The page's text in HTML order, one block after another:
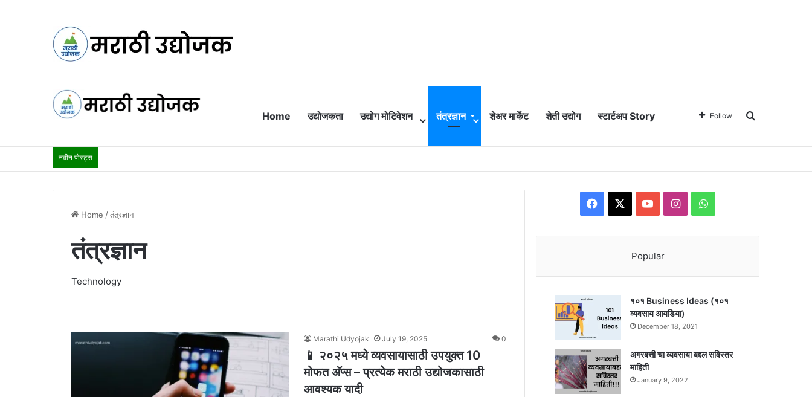
Home उद्योजकता उद्योग मोटिवेशन तंत्रज्ञान शेअर मार्केट शेती उद्योग स्टार्टअप Story Follow Search for
नवीन पोस्ट्स
Home /तंत्रज्ञान
तंत्रज्ञान
Technology
Marathi Udyojak July 19, 2025 0
📱 २०२५ मध्ये व्यवसायासाठी उपयुक्त 10
मोफत अ‍ॅप्स – प्रत्येक मराठी उद्योजकासाठी
आवश्यक यादी
Facebook YouTubeInstagramWhatsApp
Popular
१०१ Business Ideas (१०१
व्यवसाय आयडिया)
December 18, 2021
अगरबत्ती चा व्यवसाया बद्दल सविस्तर
माहिती
January 9, 2022